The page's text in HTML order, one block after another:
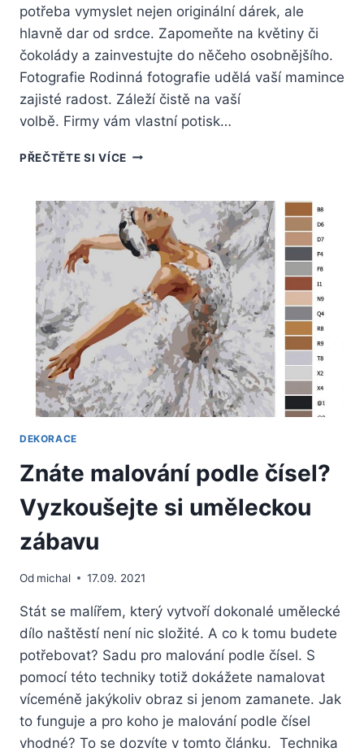
potřeba vymyslet nejen originální dárek, ale
hlavně dar od srdce. Zapomeňte na květiny či
čokolády a zainvestujte do něčeho osobnějšího.
Fotografie Rodinná fotografie udělá vaší mamince
zajisté radost. Záleží čistě na vaší
volbě. Firmy vám vlastní potisk…
PŘEČTĚTE SI VÍCE5
DAROVAT
KE
DNI
MATEK
DEKORACE
Znáte malování podle čísel?
Vyzkoušejte si uměleckou
zábavu
Od michal 17.09. 2021
Stát se malířem, který vytvoří dokonalé umělecké
dílo naštěstí není nic složité. A co k tomu budete
potřebovat? Sadu pro malování podle čísel. S
pomocí této techniky totiž dokážete namalovat
víceméně jakýkoliv obraz si jenom zamanete. Jak
to funguje a pro koho je malování podle čísel
vhodné? To se dozvíte v tomto článku. Technika